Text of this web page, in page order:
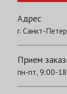
Адрес
г. Санкт-
Прием
пн-пт, 9:00-